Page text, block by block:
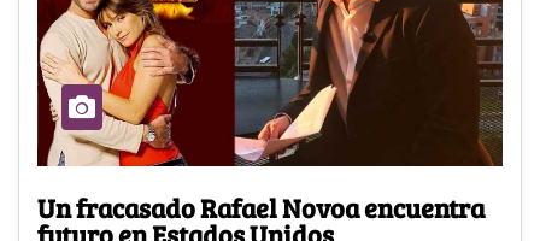
Un fracasado Rafael Novoa encuentra